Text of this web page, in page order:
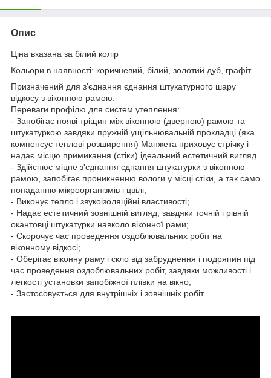
Опис
Ціна вказана за білий колір
Кольори в наявності: коричневий, білий, золотий дуб, графіт
Призначений для з'єднання єднання штукатурного шару
відкосу з віконною рамою.
Переваги профілю для систем утеплення:
- Запобігає появі тріщин між віконною (дверною) рамою та
штукатуркою завдяки пружній ущільнювальній прокладці (яка
компенсує теплові розширення) Манжета приховує стрічку і
надає місцю примикання (стіки) ідеальний естетичний вигляд.
- Здійснює міцне з'єднання єднання штукатурки з віконною
рамою, запобігає проникненню вологи у місці стіки, а так само
попаданню мікроорганізмів і цвілі;
- Виконує тепло і звукоізоляційні властивості;
- Надає естетичний зовнішній вигляд, завдяки точній і рівній
окантовці штукатурки навколо віконної рами;
- Скорочує час проведення оздоблювальних робіт на
віконному відкосі;
- Оберігає віконну раму і скло від забруднення і подряпин під
час проведення оздоблювальних робіт, завдяки можливості і
легкості установки запобіжної плівки на вікно;
- Застосовується для внутрішніх і зовнішніх робіт.